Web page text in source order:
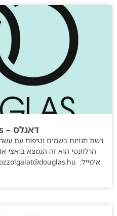
דאגלס – Douglas
רשת חנויות בשמים וטיפוח עם
הרלוונטי הוא זה הנמצא בואצי
אימייל: vevozzolgalat@douglas.hu כתובת: Budapest, Váci u